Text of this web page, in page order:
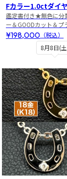
8月8日(
Fカラー1.0ctダイ
鑑定書付き★無色に分
ー＆GOODカット＆プ
¥198,000 （税込）